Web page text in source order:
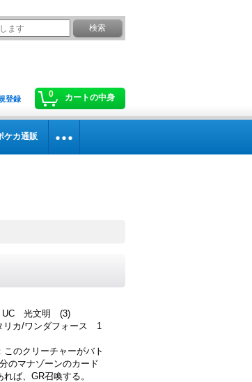
0 カートの中身
登録
ケカ通販
UC 光文明 (3)
リカ/ワンダフォース 1
のクリーチャーがバト
のマナゾーンのカード
ば、GR召喚する。